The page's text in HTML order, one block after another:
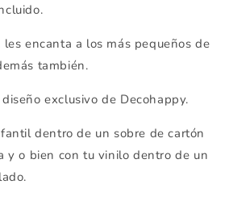
les encanta a los más pequeños de
también.
exclusivo de Decohappy.
dentro de un sobre de cartón
y o bien con tu vinilo dentro de un